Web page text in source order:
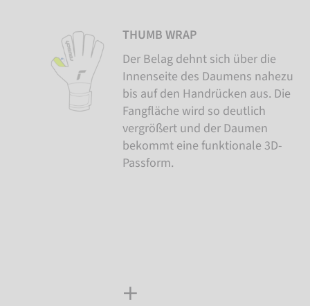
THUMB WRAP
Der Belag dehnt sich über die
Innenseite des Daumens nahezu
bis auf den Handrücken aus. Die
Fangfläche wird so deutlich
vergrößert und der Daumen
bekommt eine funktionale 3D-
Passform.